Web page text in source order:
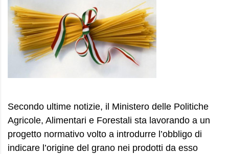
Secondo ultime notizie, il Ministero delle Politiche
Agricole, Alimentari e Forestali sta lavorando a un
progetto normativo volto a introdurre l’obbligo di
indicare l’origine del grano nei prodotti da esso